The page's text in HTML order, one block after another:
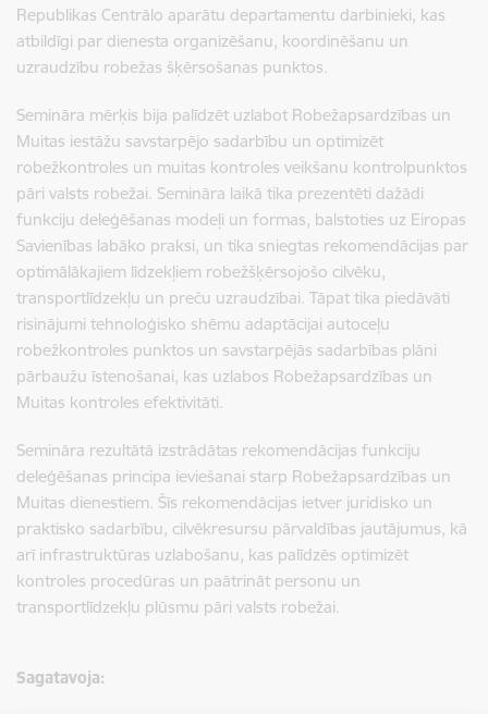
Republikas Centrālo aparātu departamentu darbinieki, kas
atbildīgi par dienesta organizēšanu, koordinēšanu un
uzraudzību robežas šķērsošanas punktos.
Semināra mērķis bija palīdzēt uzlabot Robežapsardzības un
Muitas iestāžu savstarpējo sadarbību un optimizēt
robežkontroles un muitas kontroles veikšanu kontrolpunktos
pāri valsts robežai. Semināra laikā tika prezentēti dažādi
funkciju deleģēšanas modeļi un formas, balstoties uz Eiropas
Savienības labāko praksi, un tika sniegtas rekomendācijas par
optimālākajiem līdzekļiem robežšķērsojošo cilvēku,
transportlīdzekļu un preču uzraudzībai. Tāpat tika piedāvāti
risinājumi tehnoloģisko shēmu adaptācijai autoceļu
robežkontroles punktos un savstarpējās sadarbības plāni
pārbaužu īstenošanai, kas uzlabos Robežapsardzības un
Muitas kontroles efektivitāti.
Semināra rezultātā izstrādātas rekomendācijas funkciju
deleģēšanas principa ieviešanai starp Robežapsardzības un
Muitas dienestiem. Šīs rekomendācijas ietver juridisko un
praktisko sadarbību, cilvēkresursu pārvaldības jautājumus, kā
arī infrastruktūras uzlabošanu, kas palīdzēs optimizēt
kontroles procedūras un paātrināt personu un
transportlīdzekļu plūsmu pāri valsts robežai.
Sagatavoja: